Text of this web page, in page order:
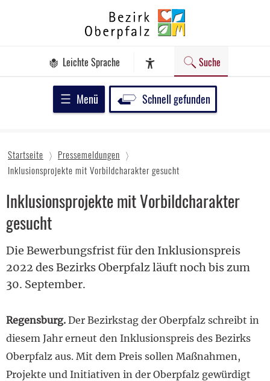
Bezirk
Oberpfalz
Leichte Sprache
Assistenz-Software
Suche
Menü Schnell gefunden
Startseite
Pressemeldungen
Inklusionsprojekte mit Vorbildcharakter gesucht
Inklusionsprojekte mit Vorbildcharakter
gesucht
Die Bewerbungsfrist für den Inklusionspreis
2022 des Bezirks Oberpfalz läuft noch bis zum
30. September.
Regensburg. Der Bezirkstag der Oberpfalz schreibt in
diesem Jahr erneut den Inklusionspreis des Bezirks
Oberpfalz aus. Mit dem Preis sollen Maßnahmen,
Projekte und Initiativen in der Oberpfalz gewürdigt